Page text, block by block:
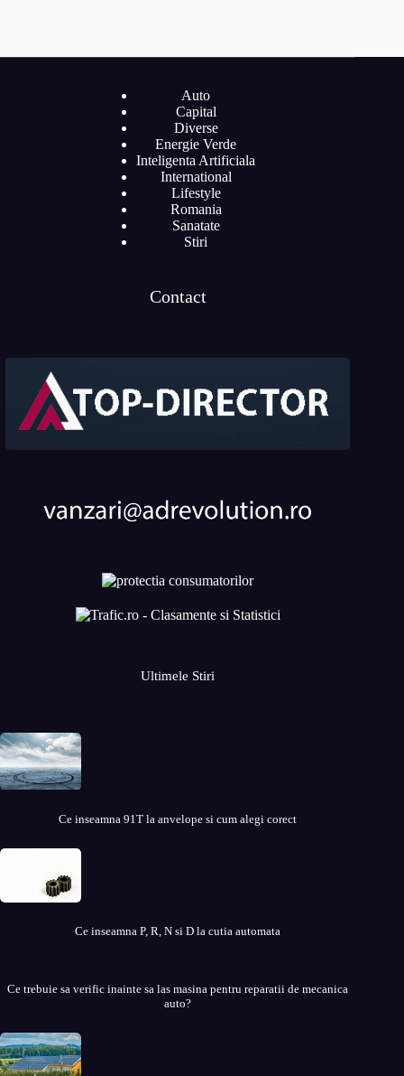
Auto
Capital
Diverse
Energie Verde
Inteligenta Artificiala
International
Lifestyle
Romania
Sanatate
Stiri
Contact
Ultimele Stiri
Ce inseamna 91T la anvelope si cum alegi corect
Ce inseamna P, R, N si D la cutia automata
Ce trebuie sa verific inainte sa las masina pentru reparatii de mecanica
auto?